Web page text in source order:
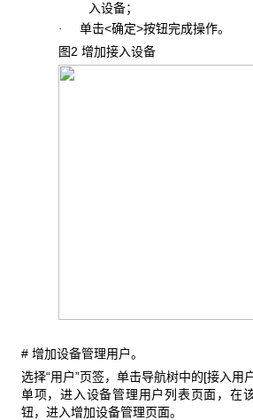
入设备；
· 单击<确定>按钮完成操作。
图2 增加接入设备
# 增加设备管理用户。
选择“用户”页签，单击导航树中的[接入用
单项，进入设备管理用户列表页面，在
钮，进入增加设备管理页面。